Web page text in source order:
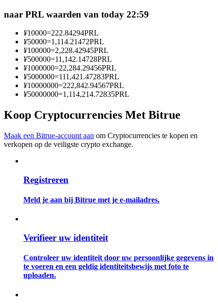
Geniet van winstdeling en copy trading commissies
Informatie
Futures-startgids
naar PRL waarden van today 22:59
¥10000=222.84294PRL
¥50000=1,114.21472PRL
¥100000=2,228.42945PRL
¥500000=11,142.14728PRL
¥1000000=22,284.29456PRL
¥5000000=111,421.47283PRL
¥10000000=222,842.94567PRL
¥50000000=1,114,214.72835PRL
Koop Cryptocurrencies Met Bitrue
Maak een Bitrue-account aan om Cryptocurrencies te kopen en
verkopen op de veiligste crypto exchange.
Registreren
Meld je aan bij Bitrue met je e-mailadres.
Verifieer uw identiteit
Controleer uw identiteit door uw persoonlijke gegevens in
te voeren en een geldig identiteitsbewijs met foto te
uploaden.